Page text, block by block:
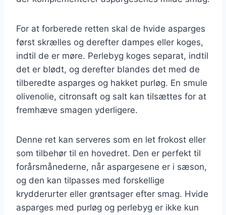
For at forberede retten skal de hvide asparges
først skrælles og derefter dampes eller koges,
indtil de er møre. Perlebyg koges separat, indtil
det er blødt, og derefter blandes det med de
tilberedte asparges og hakket purløg. En smule
olivenolie, citronsaft og salt kan tilsættes for at
fremhæve smagen yderligere.
Denne ret kan serveres som en let frokost eller
som tilbehør til en hovedret. Den er perfekt til
forårsmånederne, når aspargesene er i sæson,
og den kan tilpasses med forskellige
krydderurter eller grøntsager efter smag. Hvide
asparges med purløg og perlebyg er ikke kun